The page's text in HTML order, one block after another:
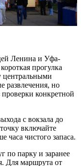
Ленина и Уфа-
прогулка
центральными
развлечения, но
проверки конкретной
с вокзала до
включайте
часа чистого запаса.
по парку и заранее
Для маршрута от